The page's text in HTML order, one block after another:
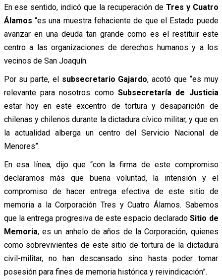
En ese sentido, indicó que la recuperación de Tres y Cuatro
Álamos “es una muestra fehaciente de que el Estado puede
avanzar en una deuda tan grande como es el restituir este
centro a las organizaciones de derechos humanos y a los
vecinos de San Joaquín.
Por su parte, el subsecretario Gajardo, acotó que “es muy
relevante para nosotros como Subsecretaría de Justicia
estar hoy en este excentro de tortura y desaparición de
chilenas y chilenos durante la dictadura cívico militar, y que en
la actualidad alberga un centro del Servicio Nacional de
Menores”.
En esa línea, dijo que “con la firma de este compromiso
declaramos más que buena voluntad, la intensión y el
compromiso de hacer entrega efectiva de este sitio de
memoria a la Corporación Tres y Cuatro Álamos. Sabemos
que la entrega progresiva de este espacio declaradoSitio de
Memoria, es un anhelo de años de la Corporación, quienes
como sobrevivientes de este sitio de tortura de la dictadura
civil-militar, no han descansado sino hasta poder tomar
posesión para fines de memoria histórica y reivindicación”.